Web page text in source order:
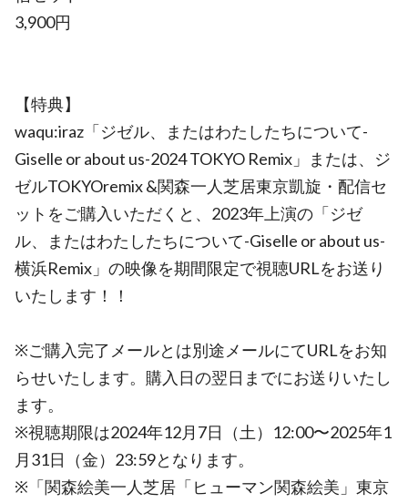
3,900円
【特典】
waqu:iraz「ジゼル、またはわたしたちについて-
Giselle or about us-2024 TOKYO Remix」または、ジ
ゼルTOKYOremix &関森一人芝居東京凱旋・配信セ
ットをご購入いただくと、2023年上演の「ジゼ
ル、またはわたしたちについて-Giselle or about us-
横浜Remix」の映像を期間限定で視聴URLをお送り
いたします！！
※ご購入完了メールとは別途メールにてURLをお知
らせいたします。購入日の翌日までにお送りいたし
ます。
※視聴期限は2024年12月7日（土）12:00〜2025年1
月31日（金）23:59となります。
※「関森絵美一人芝居「ヒューマン関森絵美」東京